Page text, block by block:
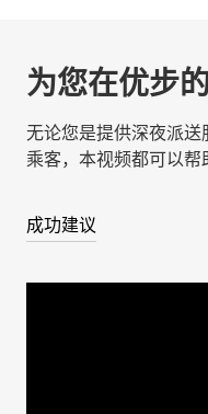
为您在优步
无论您是提供深夜派
乘客，本视频都可以帮
成功建议